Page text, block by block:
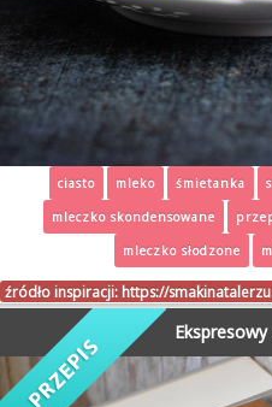
ciasto mleko śmietanka
mleczko skondensowane
mleczko słodzone
źródło inspiracji: https://